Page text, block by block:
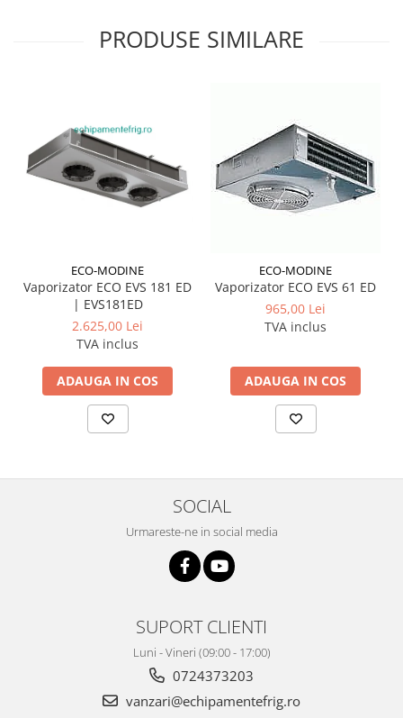
PRODUSE SIMILARE
ECO-MODINE
Vaporizator ECO EVS 181 ED
| EVS181ED
2.625,00 Lei
TVA inclus
ADAUGA IN COS
ECO-MODINE
Vaporizator ECO EVS 61 ED
965,00 Lei
TVA inclus
ADAUGA IN COS
SOCIAL
Urmareste-ne in social media
SUPORT CLIENTI
Luni - Vineri (09:00 - 17:00)
0724373203
vanzari@echipamentefrig.ro